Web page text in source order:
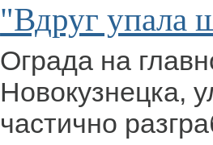
"Вдруг упала
Ограда на
Новокузнецка,
частично